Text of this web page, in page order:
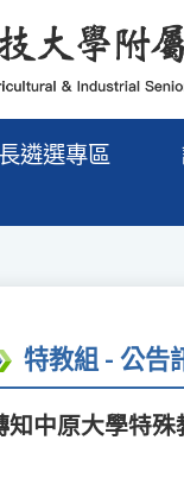
遴選專區
特教組 - 公告
知中原大學特殊